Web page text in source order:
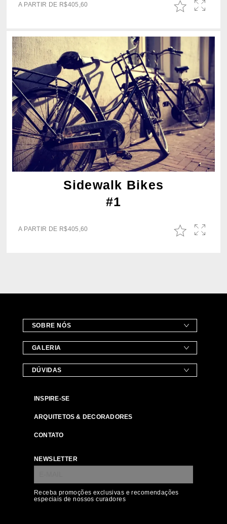
A PARTIR DE R$405,60
Sidewalk Bikes
#1
A PARTIR DE R$405,60
SOBRE NÓS
GALERIA
DÚVIDAS
INSPIRE-SE
ARQUITETOS & DECORADORES
CONTATO
NEWSLETTER
Receba promoções exclusivas e recomendações
especiais de nossos curadores